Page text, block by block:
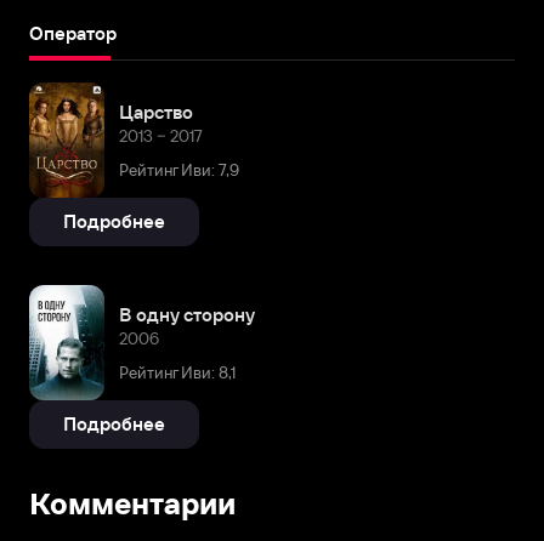
Оператор
Царство
2013 – 2017
Рейтинг Иви: 7,9
Подробнее
В одну сторону
2006
Рейтинг Иви: 8,1
Подробнее
Комментарии